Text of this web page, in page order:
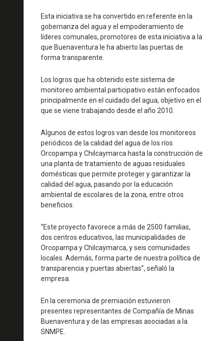
Esta iniciativa se ha convertido en referente en la
gobernanza del agua y el empoderamiento de
líderes comunales, promotores de esta iniciativa a la
que Buenaventura le ha abierto las puertas de
forma transparente.
Los logros que ha obtenido este sistema de
monitoreo ambiental participativo están enfocados
principalmente en el cuidado del agua, objetivo en el
que se viene trabajando desde el año 2010.
Algunos de estos logros van desde los monitoreos
periódicos de la calidad del agua de los ríos
Orcopampa y Chilcaymarca hasta la construcción de
una planta de tratamiento de aguas residuales
domésticas que permite proteger y garantizar la
calidad del agua, pasando por la educación
ambiental de escolares de la zona, entre otros
beneficios.
“Este proyecto favorece a más de 2500 familias,
dos centros educativos, las municipalidades de
Orcopampa y Chilcaymarca, y seis comunidades
locales. Además, forma parte de nuestra política de
transparencia y puertas abiertas”, señaló la
empresa.
En la ceremonia de premiación estuvieron
presentes representantes de Compañía de Minas
Buenaventura y de las empresas asociadas a la
SNMPE.